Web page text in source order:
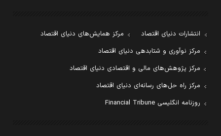
انتشارات دنیای اقتصاد
مرکز همایش‌های دنیای اقتصاد
مرکز نوآوری و شتابدهی دنیای اقتصاد
مرکز پژوهش‌های مالی و اقتصادی دنیای اقتصاد
مرکز راه حل‌های رسانه‌ای دنیای اقتصاد
روزنامه انگلیسی Financial Tribune